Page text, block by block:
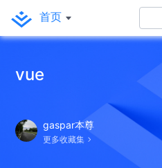
首页
vue
gaspar本尊
更多收藏集